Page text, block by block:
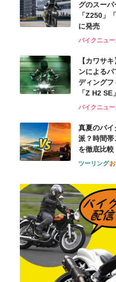
グのスー
「Z250」
に発売
バイクニュ
【カワサ
ンによる
ディングフ
「Z H2
バイクニュ
真夏のバイ
派？時間帯
を徹底比較
ツーリング